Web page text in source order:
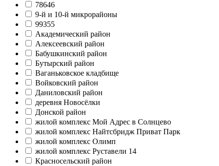
78646
9-й и 10-й микрорайоны
99355
Академический район
Алексеевский район
Бабушкинский район
Бутырский район
Ваганьковское кладбище
Войковский район
Даниловский район
деревня Новосёлки
Донской район
жилой комплекс Мой Адрес в Солнцево
жилой комплекс Найтсбридж Приват Парк
жилой комплекс Олимп
жилой комплекс Руставели 14
Красносельский район